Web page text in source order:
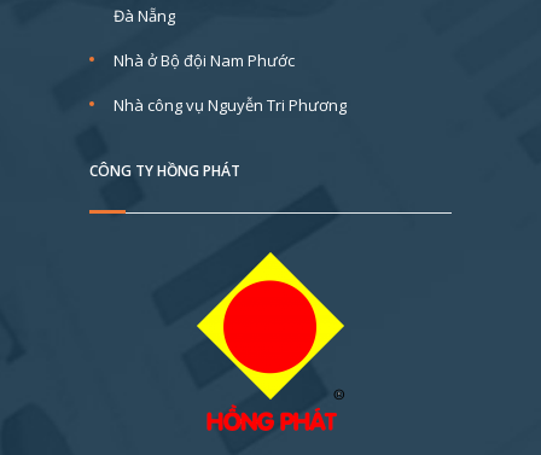
Đà Nẵng
Nhà ở Bộ đội Nam Phước
Nhà công vụ Nguyễn Tri Phương
CÔNG TY HỒNG PHÁT